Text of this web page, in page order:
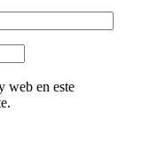
web en este